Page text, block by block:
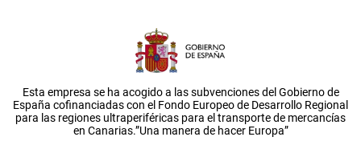
Esta empresa se ha acogido a las subvenciones del Gobierno de
España cofinanciadas con el Fondo Europeo de Desarrollo Regional
para las regiones ultraperiféricas para el transporte de mercancías
en Canarias.”Una manera de hacer Europa”